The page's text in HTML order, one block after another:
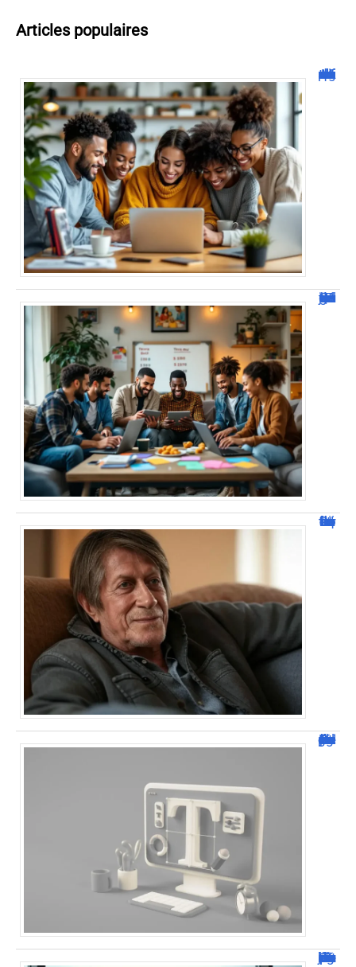
Articles populaires
Malgrim com : tout ce que vous devez savoir sur la plateforme !
JetPunk : Quiz et jeux de culture générale
Jacques Dutronc fortune : estimation et sources de richesse !
Dafont Police : guide complet pour télécharger !
Combien de jour pour un décès d’un parent à l’étranger ?